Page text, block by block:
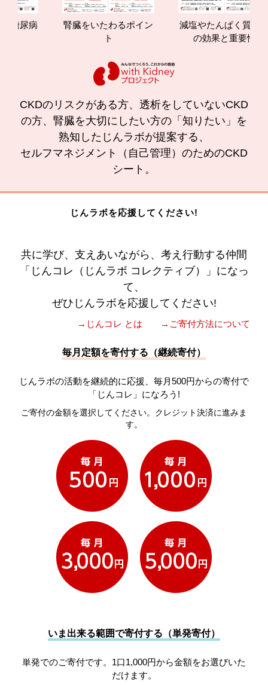
腎臓をいたわるポイン
減塩やたんぱく質管理
の効果と重要性
CKDのリスクがある方、透析をしていないCKD
の方、腎臓を大切にしたい方の「知りたい」を
熟知したじんラボが提案する、
セルフマネジメント（自己管理）のためのCKD
シート。
じんラボを応援してください!
共に学び、支えあいながら、考え行動する仲間
「じんコレ（じんラボ コレクティブ）」になっ
て、
ぜひじんラボを応援してください!
→じんコレ とは →ご寄付方法について
毎月定額を寄付する（継続寄付）
じんラボの活動を継続的に応援、毎月500円からの寄付で
「じんコレ」になろう!
ご寄付の金額を選択してください。クレジット決済に進みま
す。
いま出来る範囲で寄付する（単発寄付）
単発でのご寄付です。1口1,000円から金額をお選びいた
だけます。